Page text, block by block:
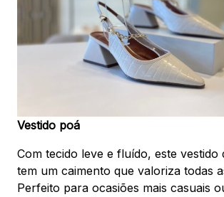
Vestido poá
Com tecido leve e fluído, este vestido
tem um caimento que valoriza todas
Perfeito para ocasiões mais casuais